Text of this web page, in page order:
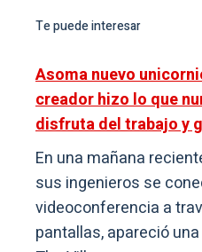
Te puede interesar
Asoma nuevo
creador hizo lo que
disfruta del trabajo y
En una mañana
sus ingenieros se
videoconferencia a
pantallas, apareció